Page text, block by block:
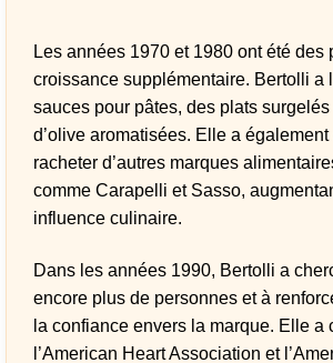
Les années 1970 et 1980 ont été des
croissance supplémentaire. Bertolli a
sauces pour pâtes, des plats
d’olive aromatisées. Elle a
racheter d’autres marques
comme Carapelli et Sasso,
influence culinaire.
Dans les années 1990, Bertolli a
encore plus de personnes et à
la confiance envers la marque. Elle a
l’American Heart Association et